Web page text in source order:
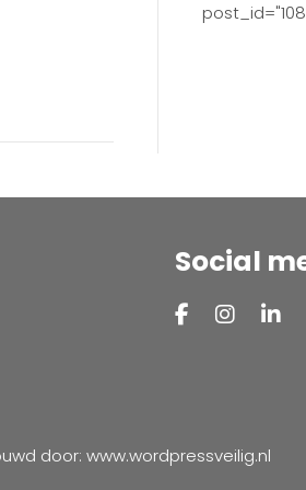
Social
door: www.wordpressveilig.nl